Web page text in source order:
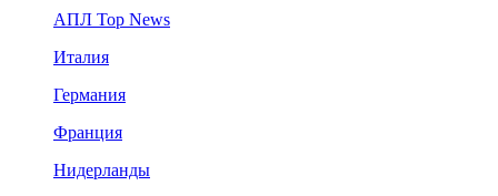
АПЛ Top News
Италия
Германия
Франция
Нидерланды